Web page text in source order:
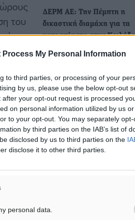
Process My Personal Information
to third parties, or processing of your
by us, please use the below opt-out
your opt-out request is processed
on personal information utilized by us
to your opt-out. You may separately
by third parties on the IAB’s list of
disclosed by us to third parties on the
disclose it to other third parties.
personal data.
του
ίδιο
Με
του
ΔΕΡΜ ΑΕ: Την Πέμπτη η
δικαστική διαμάχη για τα
καταστήματα στην
αναμένεται να εκδικαστεί
Τμήμα του…
ΔΕΡΜ ΑΕ: Αναβολή στη
διαμάχη για τα
Κοιλάδα των Πεταλούδων
Διοικητικό Εφετείο Πειραιά